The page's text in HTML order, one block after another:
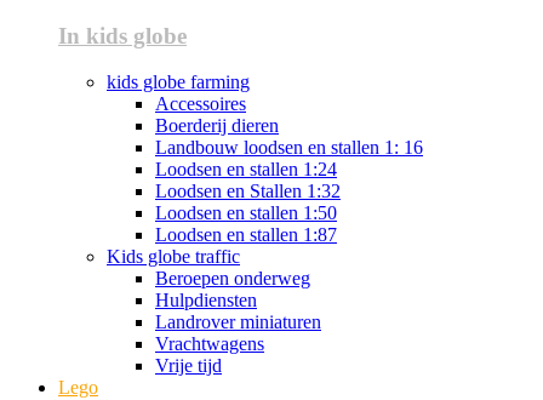
In kids globe
kids globe farming
Accessoires
Boerderij dieren
Landbouw loodsen en stallen 1: 16
Loodsen en stallen 1:24
Loodsen en Stallen 1:32
Loodsen en stallen 1:50
Loodsen en stallen 1:87
Kids globe traffic
Beroepen onderweg
Hulpdiensten
Landrover miniaturen
Vrachtwagens
Vrije tijd
Lego